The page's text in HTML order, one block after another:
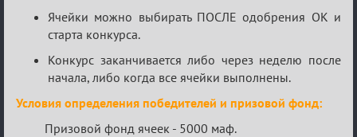
Ячейки можно выбирать ПОСЛЕ одобрения ОК и
старта конкурса.
Конкурс заканчивается либо через неделю после
начала, либо когда все ячейки выполнены.
Условия определения победителей и призовой фонд:
Призовой фонд ячеек - 5000 маф.